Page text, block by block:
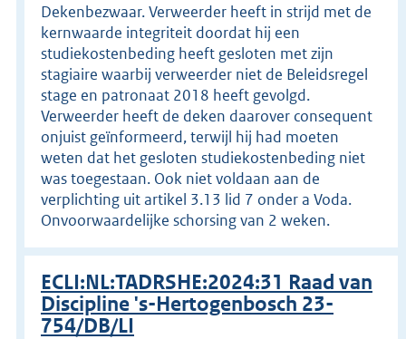
Dekenbezwaar. Verweerder heeft in strijd met de
kernwaarde integriteit doordat hij een
studiekostenbeding heeft gesloten met zijn
stagiaire waarbij verweerder niet de Beleidsregel
stage en patronaat 2018 heeft gevolgd.
Verweerder heeft de deken daarover consequent
onjuist geïnformeerd, terwijl hij had moeten
weten dat het gesloten studiekostenbeding niet
was toegestaan. Ook niet voldaan aan de
verplichting uit artikel 3.13 lid 7 onder a Voda.
Onvoorwaardelijke schorsing van 2 weken.
ECLI:NL:TADRSHE:2024:31 Raad van
Discipline 's-Hertogenbosch 23-
754/DB/LI